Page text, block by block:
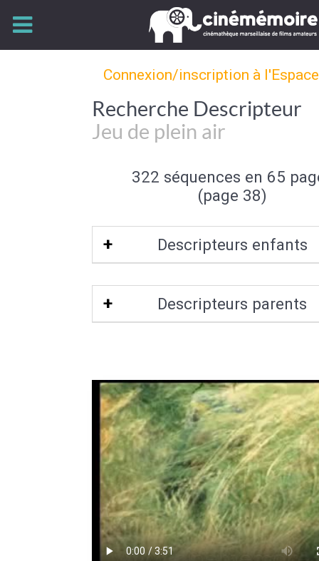
Connexion/inscription à
Recherche Descripteur
Jeu de plein air
322 séquences en 65
(page 38)
Descripteurs enfants
Freesbee|Jeu de plage
Descripteurs parents